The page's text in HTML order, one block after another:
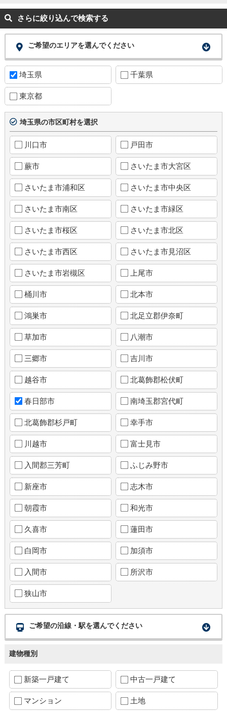
さらに絞り込んで検索する
ご希望のエリアを選んでください
埼玉県 千葉県
東京都
埼玉県の市区町村を選択
川口市 戸田市
蕨市 さいたま市大宮区
さいたま市浦和区 さいたま市中央区
さいたま市南区 さいたま市緑区
さいたま市桜区 さいたま市北区
さいたま市西区 さいたま市見沼区
さいたま市岩槻区 上尾市
桶川市 北本市
鴻巣市 北足立郡伊奈町
草加市 八潮市
三郷市 吉川市
越谷市 北葛飾郡松伏町
春日部市 南埼玉郡宮代町
北葛飾郡杉戸町 幸手市
川越市 富士見市
入間郡三芳町 ふじみ野市
新座市 志木市
朝霞市 和光市
久喜市 蓮田市
白岡市 加須市
入間市 所沢市
狭山市
ご希望の沿線・駅を選んでください
建物種別
新築一戸建て 中古一戸建て
マンション 土地